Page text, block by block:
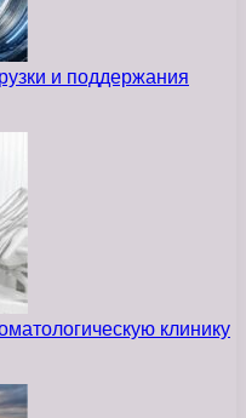
и поддержания
клинику